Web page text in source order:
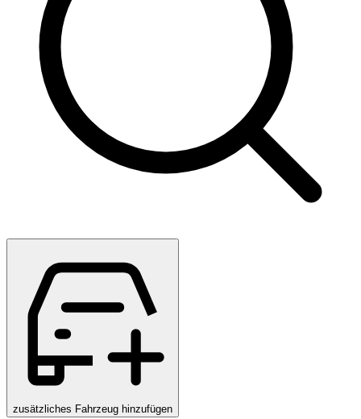
zusätzliches Fahrzeug hinzufügen